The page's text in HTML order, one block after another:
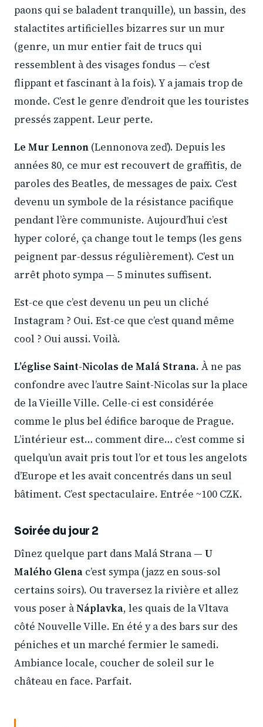
paons qui se baladent tranquille), un bassin, des
stalactites artificielles bizarres sur un mur
(genre, un mur entier fait de trucs qui
ressemblent à des visages fondus — c’est
flippant et fascinant à la fois). Y a jamais trop de
monde. C’est le genre d’endroit que les touristes
pressés zappent. Leur perte.
Le Mur Lennon (Lennonova zeď). Depuis les
années 80, ce mur est recouvert de graffitis, de
paroles des Beatles, de messages de paix. C’est
devenu un symbole de la résistance pacifique
pendant l’ère communiste. Aujourd’hui c’est
hyper coloré, ça change tout le temps (les gens
peignent par-dessus régulièrement). C’est un
arrêt photo sympa — 5 minutes suffisent.
Est-ce que c’est devenu un peu un cliché
Instagram ? Oui. Est-ce que c’est quand même
cool ? Oui aussi. Voilà.
L’église Saint-Nicolas de Malá Strana. À ne pas
confondre avec l’autre Saint-Nicolas sur la place
de la Vieille Ville. Celle-ci est considérée
comme le plus bel édifice baroque de Prague.
L’intérieur est… comment dire… c’est comme si
quelqu’un avait pris tout l’or et tous les angelots
d’Europe et les avait concentrés dans un seul
bâtiment. C’est spectaculaire. Entrée ~100 CZK.
Soirée du jour 2
Dînez quelque part dans Malá Strana — U
Malého Glena c’est sympa (jazz en sous-sol
certains soirs). Ou traversez la rivière et allez
vous poser àNáplavka, les quais de la Vltava
côté Nouvelle Ville. En été y a des bars sur des
péniches et un marché fermier le samedi.
Ambiance locale, coucher de soleil sur le
château en face. Parfait.